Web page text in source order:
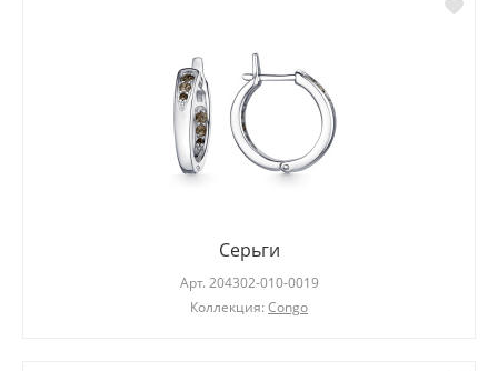
Серьги
Арт. 204302-010-0019
Коллекция: Congo